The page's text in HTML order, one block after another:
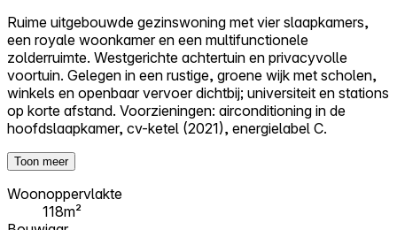
Ruime uitgebouwde gezinswoning met vier slaapkamers,
een royale woonkamer en een multifunctionele
zolderruimte. Westgerichte achtertuin en privacyvolle
voortuin. Gelegen in een rustige, groene wijk met scholen,
winkels en openbaar vervoer dichtbij; universiteit en stations
op korte afstand. Voorzieningen: airconditioning in de
hoofdslaapkamer, cv-ketel (2021), energielabel C.
Toon meer
Woonoppervlakte
118m²